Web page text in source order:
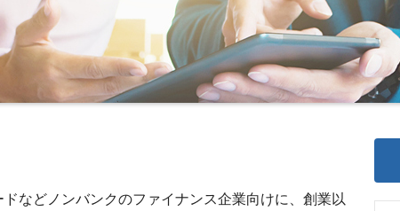
などノンバンクのファイナンス企業向けに、創業以